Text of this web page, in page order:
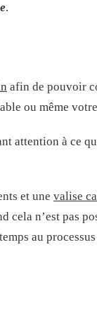
.
afin de pouvoir
ou même
attention à ce
et une valise
cela n’est pas
au